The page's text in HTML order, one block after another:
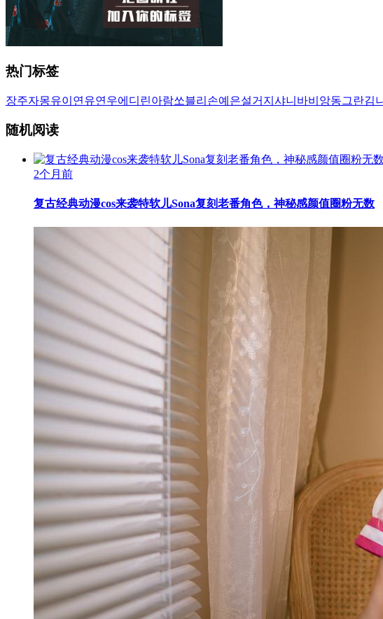
热门标签
장주자몽유이 연유연우에디린아람쏘블리 손예은설거지 샤니 바비앙동그란김
随机阅读
2个月前
复古经典动漫cos来袭特软儿Sona复刻老番角色，神秘感颜值圈粉无数